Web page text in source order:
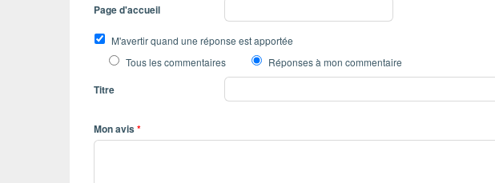
Page d'accueil
M'avertir quand une réponse est apportée
Tous les commentaires
Réponses à mon commentaire
Titre
Mon avis*